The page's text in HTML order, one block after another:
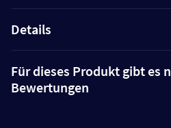
Details
Für dieses Produkt gibt es
Bewertungen